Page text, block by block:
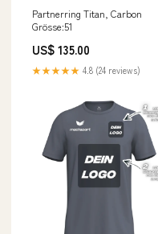
Partnerring Titan, Carbon
Grösse:51
US$ 135.00
★★★★★ 4.8 (24 reviews)